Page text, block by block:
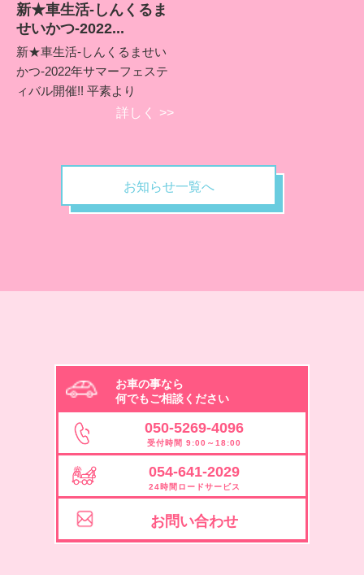
新★車生活-しんくるま
せいかつ-2022...
新★車生活-しんくるませい
かつ-2022年サマーフェステ
ィバル開催!! 平素より
詳しく
>>
お知らせ一覧へ
お車の事なら
何でもご相談ください
050-5269-4096
受付時間 9:00～18:00
054-641-2029
24時間ロードサービス
お問い合わせ